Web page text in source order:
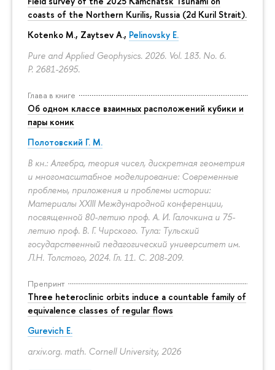
coasts of the Northern Kurilis, Russia (2d Kuril Strait).
Kotenko M., Zaytsev A., Pelinovsky E.
Pure and Applied Geophysics. 2026. Vol. 183. No. 6.
P. 2681-2695.
Глава в книге
Об одном классе взаимных расположений кубики и
пары коник
Полотовский Г. М.
В кн.: Алгебра, теория чисел, дискретная геометрия
и многомасштабное моделирование: Современные
проблемы, приложения и проблемы истории:
Материалы XXIII Международной конференции,
посвященной 80-летию проф. А. И. Галочкина и 75-
летию проф. В. Г. Чирского. Тула: Тульский
государственный педагогический университет им.
Л.Н. Толстого, 2024. Гл. 11. С. 208-209.
Препринт
Three heteroclinic orbits induce a countable family of
equivalence classes of regular flows
Gurevich E.
arxiv.org. math. Cornell University, 2026